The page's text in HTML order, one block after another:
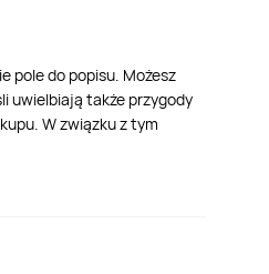
pole do popisu. Możesz
uwielbiają także przygody
W związku z tym